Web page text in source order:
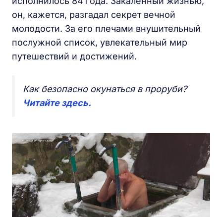
он, кажется, разгадал секрет вечной
молодости. За его плечами внушительный
послужной список, увлекательный мир
путешествий и достижений.
Как безопасно окунаться в проруби?
Читайте здесь.